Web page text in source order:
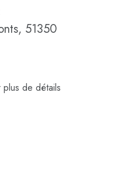
51350
de détails